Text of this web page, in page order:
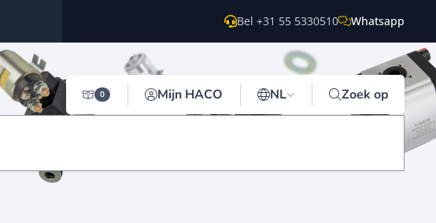
Bel +31 55 5330510 Whatsapp
0 Mijn HACO NL Zoek op